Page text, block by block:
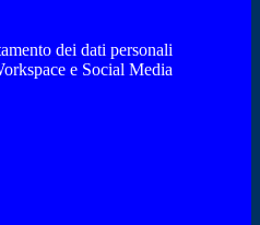
dei dati personali
e Social Media